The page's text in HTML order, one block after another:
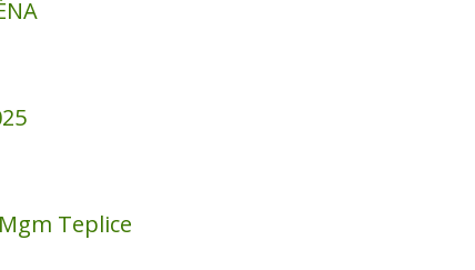
Teplice